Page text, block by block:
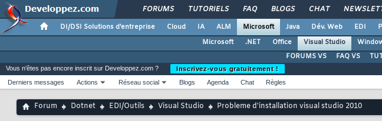
FORUMS TUTORIELS FAQ BLOGS CHAT
DI/DSI Solutions d'entreprise Cloud IA ALM Microsoft Java Dév. Web EDI
Microsoft
.NET Office Visual Studio
FORUMS VS
FAQ VS
Vous n'êtes pas encore inscrit sur Developpez.com ?
Inscrivez-vous gratuitement !
Derniers messages
Actions Réseau social Blogs Agenda Chat Règles
Forum Dotnet EDI/Outils Visual Studio Probleme d'installation visual studio 2010